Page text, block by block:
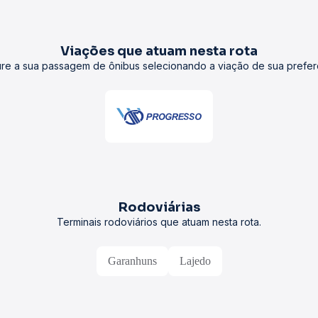
Viações que atuam nesta rota
a sua passagem de ônibus selecionando a viação de sua
Rodoviárias
Terminais rodoviários que atuam nesta rota.
Garanhuns Lajedo